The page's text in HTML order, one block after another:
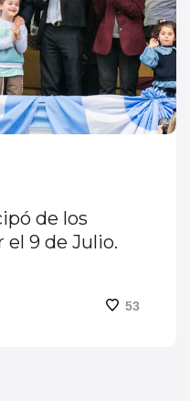
de los
9 de Julio.
53